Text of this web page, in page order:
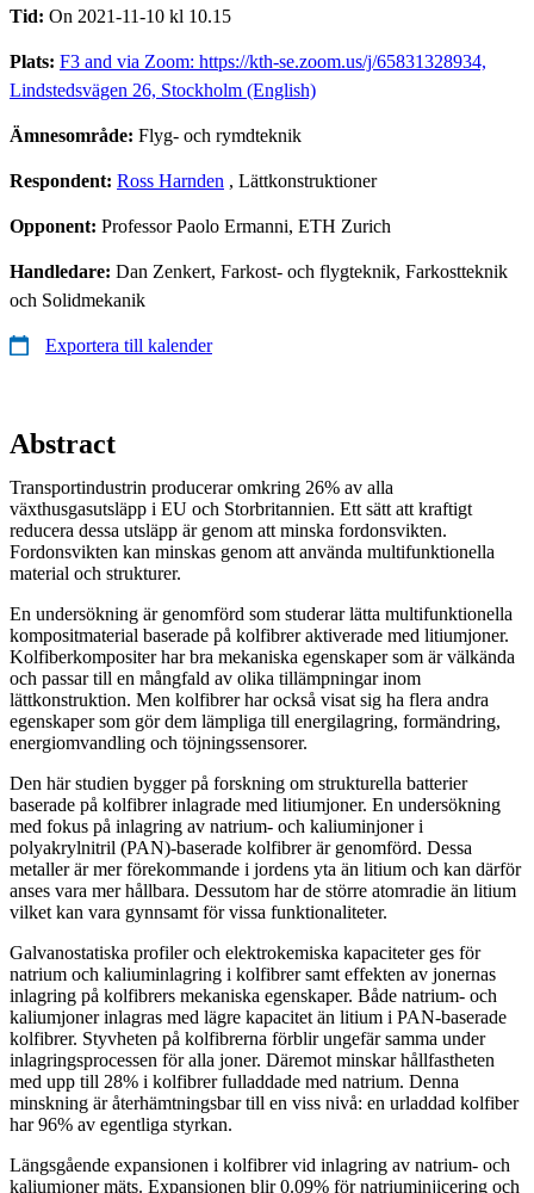
Tid: On 2021-11-10 kl 10.15
Plats: F3 and via Zoom: https://kth-se.zoom.us/j/65831328934,
Lindstedsvägen 26, Stockholm (English)
Ämnesområde: Flyg- och rymdteknik
Respondent: Ross Harnden , Lättkonstruktioner
Opponent: Professor Paolo Ermanni, ETH Zurich
Handledare: Dan Zenkert, Farkost- och flygteknik, Farkostteknik
och Solidmekanik
Exportera till kalender
Abstract
Transportindustrin producerar omkring 26% av alla
växthusgasutsläpp i EU och Storbritannien. Ett sätt att kraftigt
reducera dessa utsläpp är genom att minska fordonsvikten.
Fordonsvikten kan minskas genom att använda multifunktionella
material och strukturer.
En undersökning är genomförd som studerar lätta multifunktionella
kompositmaterial baserade på kolfibrer aktiverade med litiumjoner.
Kolfiberkompositer har bra mekaniska egenskaper som är välkända
och passar till en mångfald av olika tillämpningar inom
lättkonstruktion. Men kolfibrer har också visat sig ha flera andra
egenskaper som gör dem lämpliga till energilagring, formändring,
energiomvandling och töjningssensorer.
Den här studien bygger på forskning om strukturella batterier
baserade på kolfibrer inlagrade med litiumjoner. En undersökning
med fokus på inlagring av natrium- och kaliuminjoner i
polyakrylnitril (PAN)-baserade kolfibrer är genomförd. Dessa
metaller är mer förekommande i jordens yta än litium och kan därför
anses vara mer hållbara. Dessutom har de större atomradie än litium
vilket kan vara gynnsamt för vissa funktionaliteter.
Galvanostatiska profiler och elektrokemiska kapaciteter ges för
natrium och kaliuminlagring i kolfibrer samt effekten av jonernas
inlagring på kolfibrers mekaniska egenskaper. Både natrium- och
kaliumjoner inlagras med lägre kapacitet än litium i PAN-baserade
kolfibrer. Styvheten på kolfibrerna förblir ungefär samma under
inlagringsprocessen för alla joner. Däremot minskar hållfastheten
med upp till 28% i kolfibrer fulladdade med natrium. Denna
minskning är återhämtningsbar till en viss nivå: en urladdad kolfiber
har 96% av egentliga styrkan.
Längsgående expansionen i kolfibrer vid inlagring av natrium- och
kaliumjoner mäts. Expansionen blir 0.09% för natriuminjicering och